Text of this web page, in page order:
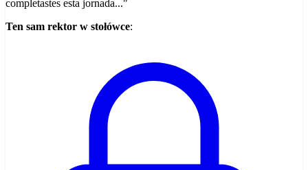
completastes esta jornada..."
Ten sam rektor w stołówce: